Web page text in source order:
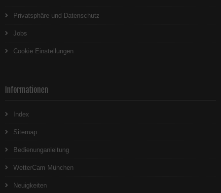
Privatsphäre und Datenschutz
Jobs
Cookie Einstellungen
Informationen
Index
Sitemap
Bedienunganleitung
WetterCam München
Neuigkeiten